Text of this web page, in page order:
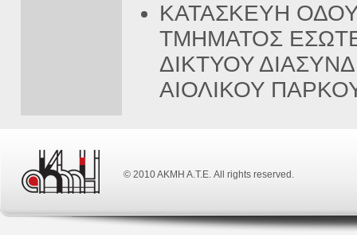
ΚΑΤΑΣΚΕΥΗ ΟΔΟΥ
ΤΜΗΜΑΤΟΣ
ΔΙΚΤΥΟΥ
ΑΙΟΛΙΚΟΥ
© 2010 ΑΚΜΗ Α.Τ.Ε. All rights reserved.